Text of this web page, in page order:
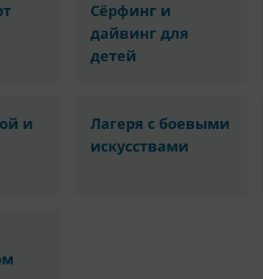
Сёрфинг и
дайвинг для
детей
и
Лагеря с боевыми
искусствами